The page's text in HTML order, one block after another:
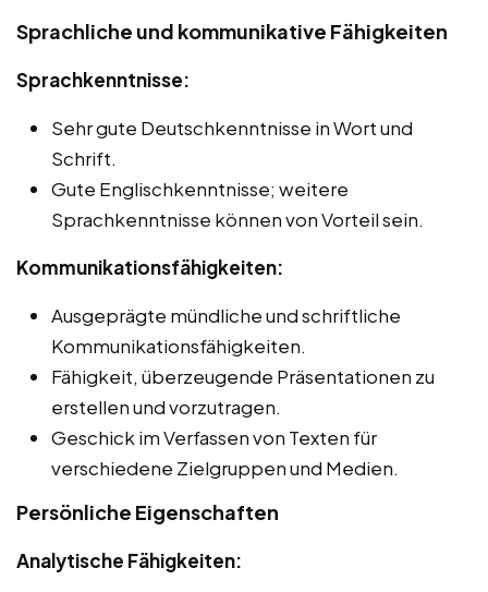
Sprachliche und kommunikative Fähigkeiten
Sprachkenntnisse:
Sehr gute Deutschkenntnisse in Wort und
Schrift.
Gute Englischkenntnisse; weitere
Sprachkenntnisse können von Vorteil sein.
Kommunikationsfähigkeiten:
Ausgeprägte mündliche und schriftliche
Kommunikationsfähigkeiten.
Fähigkeit, überzeugende Präsentationen zu
erstellen und vorzutragen.
Geschick im Verfassen von Texten für
verschiedene Zielgruppen und Medien.
Persönliche Eigenschaften
Analytische Fähigkeiten: